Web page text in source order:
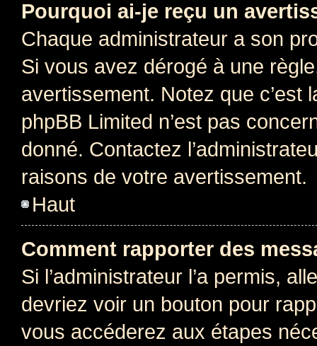
Pourquoi ai-je reçu un
Chaque administrateur a son
Si vous avez dérogé à une
avertissement. Notez que c’est
phpBB Limited n’est pas
donné. Contactez
raisons de votre avertissement.
Haut
Comment rapporter des
Si l’administrateur l’a permis,
devriez voir un bouton pour
vous accéderez aux étapes